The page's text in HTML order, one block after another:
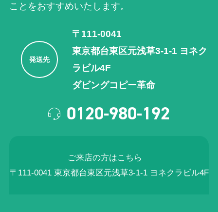
ことをおすすめいたします。
発送先
〒111-0041
東京都台東区元浅草3-1-1 ヨネク
ラビル4F
ダビングコピー革命
0120-980-192
ご来店の方はこちら
〒111-0041 東京都台東区元浅草3-1-1 ヨネクラビル4F